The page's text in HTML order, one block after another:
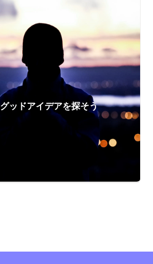
グッドアイデアを探そう